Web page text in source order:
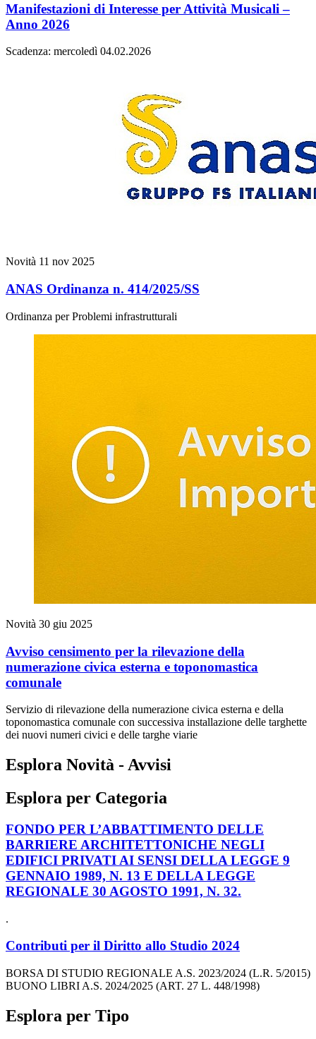
Manifestazioni di Interesse per Attività Musicali –
Anno 2026
Scadenza: mercoledì 04.02.2026
Novità 11 nov 2025
ANAS Ordinanza n. 414/2025/SS
Ordinanza per Problemi infrastrutturali
Novità 30 giu 2025
Avviso censimento per la rilevazione della
numerazione civica esterna e toponomastica
comunale
Servizio di rilevazione della numerazione civica esterna e della
toponomastica comunale con successiva installazione delle targhette
dei nuovi numeri civici e delle targhe viarie
Esplora Novità - Avvisi
Esplora per Categoria
FONDO PER L’ABBATTIMENTO DELLE
BARRIERE ARCHITETTONICHE NEGLI
EDIFICI PRIVATI AI SENSI DELLA LEGGE 9
GENNAIO 1989, N. 13 E DELLA LEGGE
REGIONALE 30 AGOSTO 1991, N. 32.
.
Contributi per il Diritto allo Studio 2024
BORSA DI STUDIO REGIONALE A.S. 2023/2024 (L.R. 5/2015)
BUONO LIBRI A.S. 2024/2025 (ART. 27 L. 448/1998)
Esplora per Tipo